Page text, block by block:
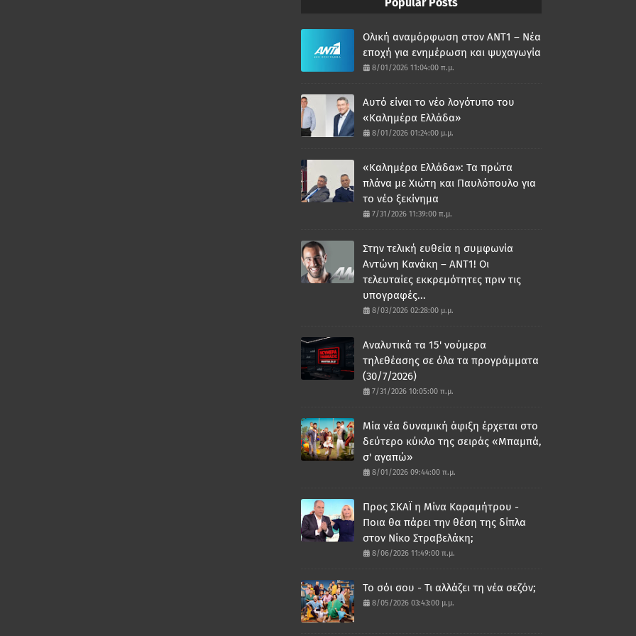
Ολική αναμόρφωση στον ΑΝΤ1 – Νέα
εποχή για ενημέρωση και ψυχαγωγία
8/01/2026 11:04:00 π.μ.
Αυτό είναι το νέο λογότυπο του
«Καλημέρα Ελλάδα»
8/01/2026 01:24:00 μ.μ.
«Καλημέρα Ελλάδα»: Τα πρώτα
πλάνα με Χιώτη και Παυλόπουλο για
το νέο ξεκίνημα
7/31/2026 11:39:00 π.μ.
Στην τελική ευθεία η συμφωνία
Αντώνη Κανάκη – ΑΝΤ1! Οι
τελευταίες εκκρεμότητες πριν τις
υπογραφές...
8/03/2026 02:28:00 μ.μ.
Αναλυτικά τα 15' νούμερα
τηλεθέασης σε όλα τα προγράμματα
(30/7/2026)
7/31/2026 10:05:00 π.μ.
Μία νέα δυναμική άφιξη έρχεται στο
δεύτερο κύκλο της σειράς «Μπαμπά,
σ' αγαπώ»
8/01/2026 09:44:00 π.μ.
Προς ΣΚΑΪ η Μίνα Καραμήτρου -
Ποια θα πάρει την θέση της δίπλα
στον Νίκο Στραβελάκη;
8/06/2026 11:49:00 π.μ.
Το σόι σου - Τι αλλάζει τη νέα σεζόν;
8/05/2026 03:43:00 μ.μ.